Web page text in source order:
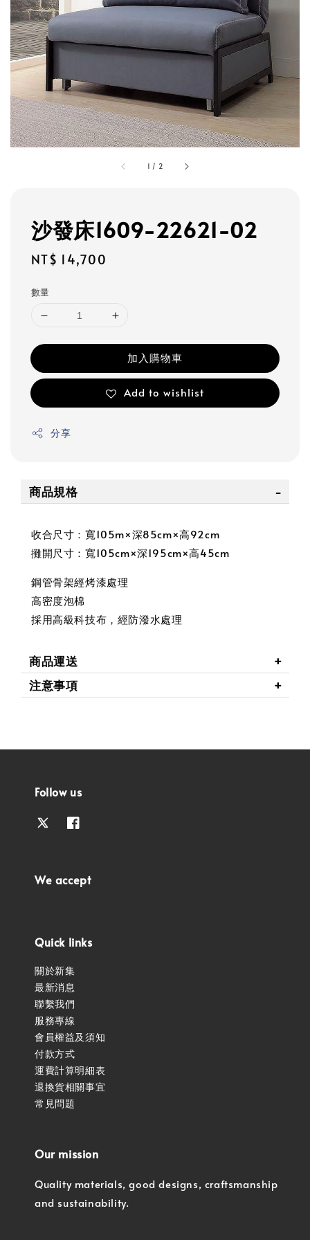
1 / 2
沙發床1609-22621-02
Regular
NT$ 14,700
數量
加入購物車
Add to wishlist
分享
商品規格
收合尺寸：寬105m×深85cm×高92cm
攤開尺寸：寬105cm×深195cm×高45cm
鋼管骨架經烤漆處理
高密度泡棉
採用高級科技布，經防潑水處理
商品運送
注意事項
Follow us
We accept
Quick links
關於新集
最新消息
聯繫我們
服務專線
會員權益及須知
付款方式
運費計算明細表
退換貨相關事宜
常見問題
Our mission
Quality materials, good designs, craftsmanship
and sustainability.